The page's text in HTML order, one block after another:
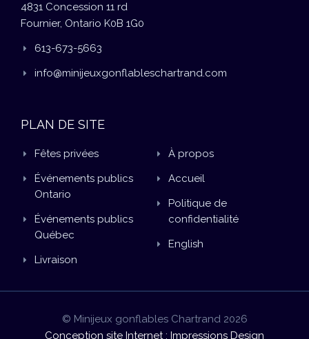
4831 Concession 11 rd
Fournier, Ontario K0B 1G0
613-673-5663
info@minijeuxgonflableschartrand.com
PLAN DE SITE
Fêtes privées
Événements publics
Ontario
Événements publics
Québec
Livraison
À propos
Accueil
Politique de
confidentialité
English
© Minijeux gonflables Chartrand 2026
Conception site Internet : Impressions Design